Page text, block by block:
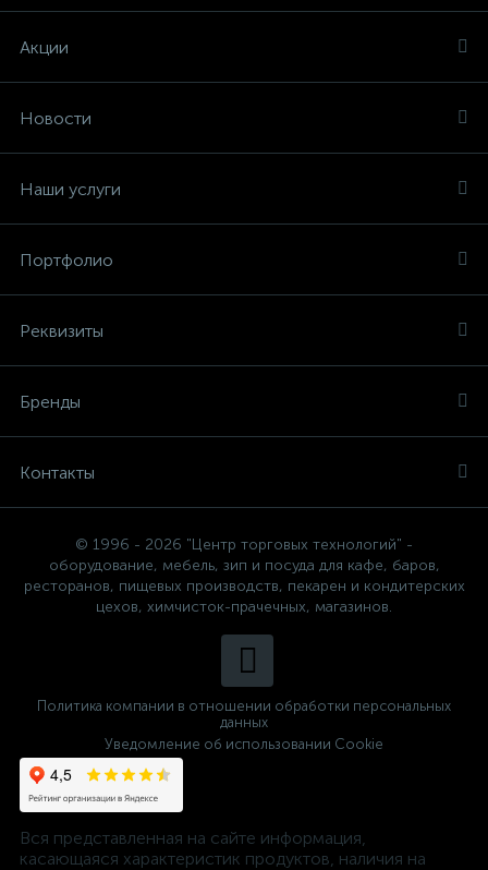
Акции
Новости
Наши услуги
Портфолио
Реквизиты
Бренды
Контакты
© 1996 - 2026 "Центр торговых технологий" -
оборудование, мебель, зип и посуда для кафе, баров,
ресторанов, пищевых производств, пекарен и кондитерских
цехов, химчисток-прачечных, магазинов.
Политика компании в отношении обработки персональных
данных
Уведомление об использовании Cookie
Вся представленная на сайте информация,
касающаяся характеристик продуктов, наличия на